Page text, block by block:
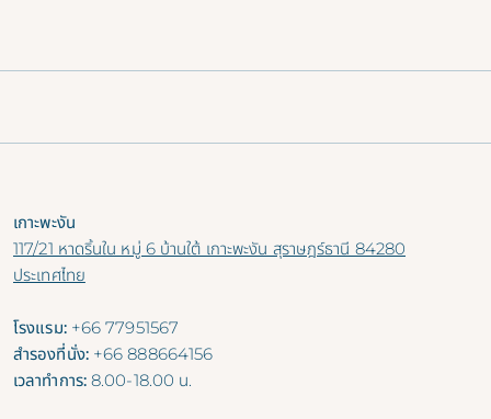
เกาะพะงัน
117/21 หาดริ้นใน หมู่ 6 บ้านใต้ เกาะพะงัน สุราษฎร์ธานี 84280
ประเทศไทย
โรงแรม: +66 77951567
สำรองที่นั่ง: +66 888664156
เวลาทำการ:8.00-18.00 น.